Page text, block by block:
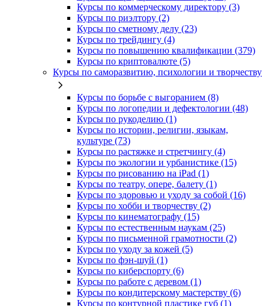
Курсы по коммерческому директору (3)
Курсы по риэлтору (2)
Курсы по сметному делу (23)
Курсы по трейдингу (4)
Курсы по повышению квалификации (379)
Курсы по криптовалюте (5)
Курсы по саморазвитию, психологии и творчеству
Курсы по борьбе с выгоранием (8)
Курсы по логопедии и дефектологии (48)
Курсы по рукоделию (1)
Курсы по истории, религии, языкам,
культуре (73)
Курсы по растяжке и стретчингу (4)
Курсы по экологии и урбанистике (15)
Курсы по рисованию на iPad (1)
Курсы по театру, опере, балету (1)
Курсы по здоровью и уходу за собой (16)
Курсы по хобби и творчеству (2)
Курсы по кинематографу (15)
Курсы по естественным наукам (25)
Курсы по письменной грамотности (2)
Курсы по уходу за кожей (5)
Курсы по фэн-шуй (1)
Курсы по киберспорту (6)
Курсы по работе с деревом (1)
Курсы по кондитерскому мастерству (6)
Курсы по контурной пластике губ (1)